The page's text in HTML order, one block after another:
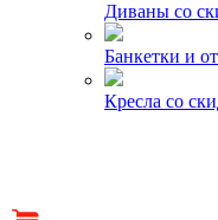
Диваны со
Банкетки и
Кресла со